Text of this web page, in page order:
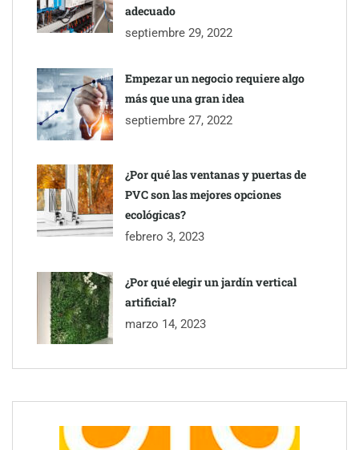
todo su catálogo de perfumes de equivalencia
Toro Tapas inaugura su Raw Bar: una experiencia desde
mediodía hasta el anochecer con cocina abierta
adecuado
septiembre 29, 2022
Empezar un negocio requiere algo
más que una gran idea
septiembre 27, 2022
¿Por qué las ventanas y puertas de
PVC son las mejores opciones
ecológicas?
febrero 3, 2023
¿Por qué elegir un jardín vertical
artificial?
marzo 14, 2023